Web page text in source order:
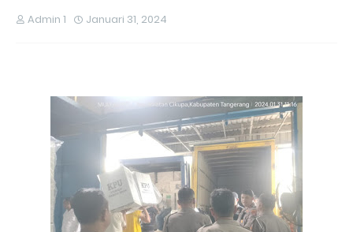
Admin 1 Januari 31, 2024